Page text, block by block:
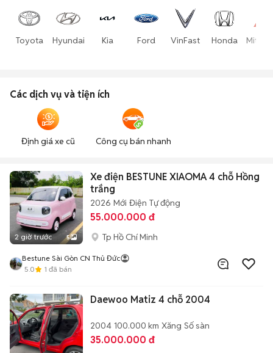
Toyota Hyundai Kia Ford VinFast Honda
Các dịch vụ và tiện ích
Định giá xe cũ Công cụ bán nhanh
2 giờ trước 5
Xe điện BESTUNE XIAOMA 4 chỗ Hồng
trắng
2026 Mới Điện Tự động
55.000.000 đ
Tp Hồ Chí Minh
Bestune Sài Gòn CN Thủ Đức
5.0
1 đã bán
Daewoo Matiz 4 chỗ 2004
2004 100.000 km Xăng Số sàn
35.000.000 đ